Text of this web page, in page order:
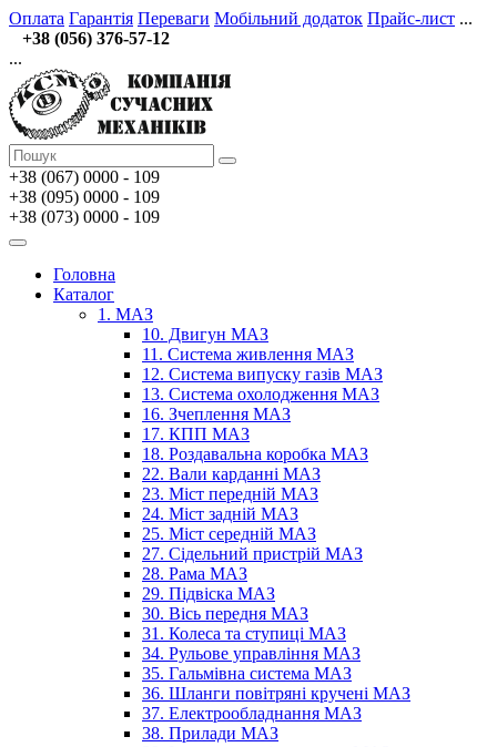
Оплата Гарантія Переваги Мобільний додаток Прайс-лист ...
+38 (056) 376-57-12
...
+38 (067) 0000 - 109
+38 (095) 0000 - 109
+38 (073) 0000 - 109
Головна
Каталог
1. МАЗ
10. Двигун МАЗ
11. Система живлення МАЗ
12. Система випуску газів МАЗ
13. Система охолодження МАЗ
16. Зчеплення МАЗ
17. КПП МАЗ
18. Роздавальна коробка МАЗ
22. Вали карданні МАЗ
23. Міст передній МАЗ
24. Міст задній МАЗ
25. Міст середній МАЗ
27. Сідельний пристрій МАЗ
28. Рама МАЗ
29. Підвіска МАЗ
30. Вісь передня МАЗ
31. Колеса та ступиці МАЗ
34. Рульове управління МАЗ
35. Гальмівна система МАЗ
36. Шланги повітряні кручені МАЗ
37. Електрообладнання МАЗ
38. Прилади МАЗ